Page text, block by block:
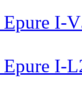
I-
I-